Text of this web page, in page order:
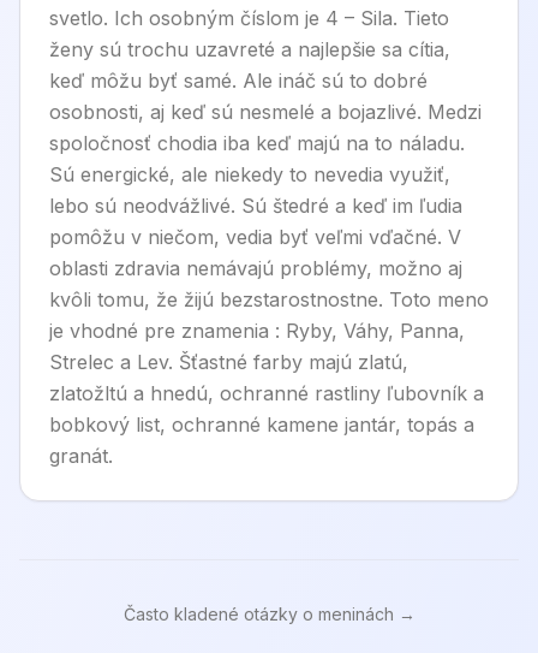
svetlo. Ich osobným číslom je 4 – Sila. Tieto
ženy sú trochu uzavreté a najlepšie sa cítia,
keď môžu byť samé. Ale ináč sú to dobré
osobnosti, aj keď sú nesmelé a bojazlivé. Medzi
spoločnosť chodia iba keď majú na to náladu.
Sú energické, ale niekedy to nevedia využiť,
lebo sú neodvážlivé. Sú štedré a keď im ľudia
pomôžu v niečom, vedia byť veľmi vďačné. V
oblasti zdravia nemávajú problémy, možno aj
kvôli tomu, že žijú bezstarostnostne. Toto meno
je vhodné pre znamenia : Ryby, Váhy, Panna,
Strelec a Lev. Šťastné farby majú zlatú,
zlatožltú a hnedú, ochranné rastliny ľubovník a
bobkový list, ochranné kamene jantár, topás a
granát.
Často kladené otázky o meninách →